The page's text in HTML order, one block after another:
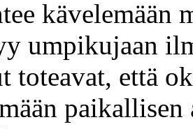
kävelemään
umpikujaan
toteavat, että